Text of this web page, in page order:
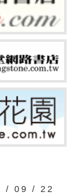
/ 09 / 22